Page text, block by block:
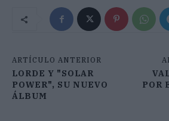
ARTÍCULO ANTERIOR
LORDE Y "SOLAR
POWER", SU NUEVO
ÁLBUM
POR